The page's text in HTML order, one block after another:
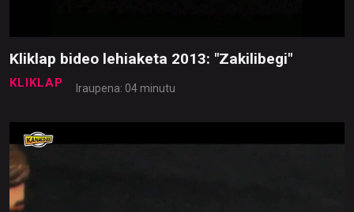
Kliklap bideo lehiaketa 2013: "Zakilibegi"
KLIKLAP Iraupena: 04 minutu